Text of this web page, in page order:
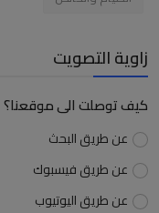
زاوية التصويت
كيف توصلت الى موقعنا؟
عن طريق البحث
عن طريق فيسبوك
عن طريق اليوتيوب